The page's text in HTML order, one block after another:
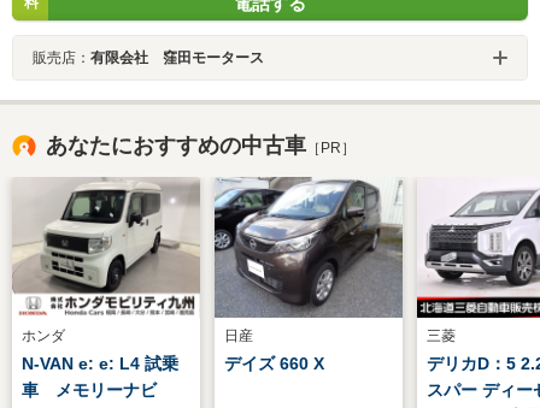
販売店： 有限会社 窪田モータース
あなたにおすすめの中古車 ［PR］
ホンダ
N-VAN e: e: L4 試乗
車 メモリーナビ
日産
デイズ 660 X
三菱
デリカD：5
スパー ディー